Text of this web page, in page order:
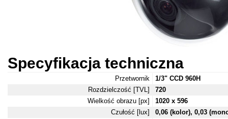
Specyfikacja techniczna
Przetwornik
1/3" CCD 960H
Rozdzielczość [TVL]
720
Wielkość obrazu [px]
1020 x 596
Czułość [lux]
0,06 (kolor), 0,03